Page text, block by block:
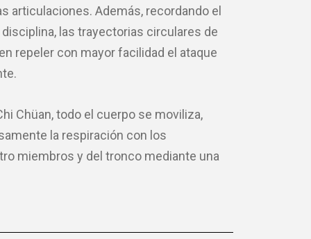
articulaciones. Además, recordando el
las trayectorias circulares de
repeler con mayor facilidad el ataque
Chüan, todo el cuerpo se moviliza,
la respiración con los
miembros y del tronco mediante una